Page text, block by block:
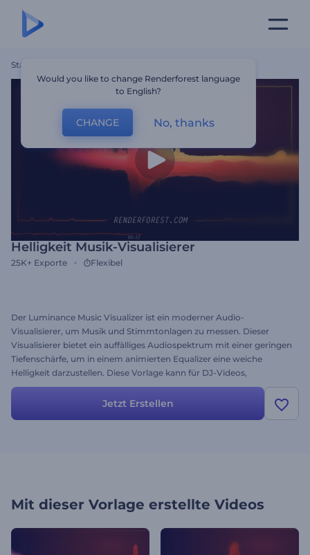
Startseite
Helligkeit Musik-Visualisierer
25K+ Exporte Flexibel
Der Luminance Music Visualizer ist ein moderner Audio-
Visualisierer, um Musik und Stimmtonlagen zu messen. Dieser
Visualisierer bietet ein auffälliges Audiospektrum mit einer geringen
Tiefenschärfe, um in einem animierten Equalizer eine weiche
Helligkeit darzustellen. Diese Vorlage kann für DJ-Videos,
Audioaufnahmen, Nachtclubs, Bandaufnahmen und mehr
Jetzt Erstellen
Mit dieser Vorlage erstellte Videos
Would you like to change Renderforest language
to English?
CHANGE No, thanks